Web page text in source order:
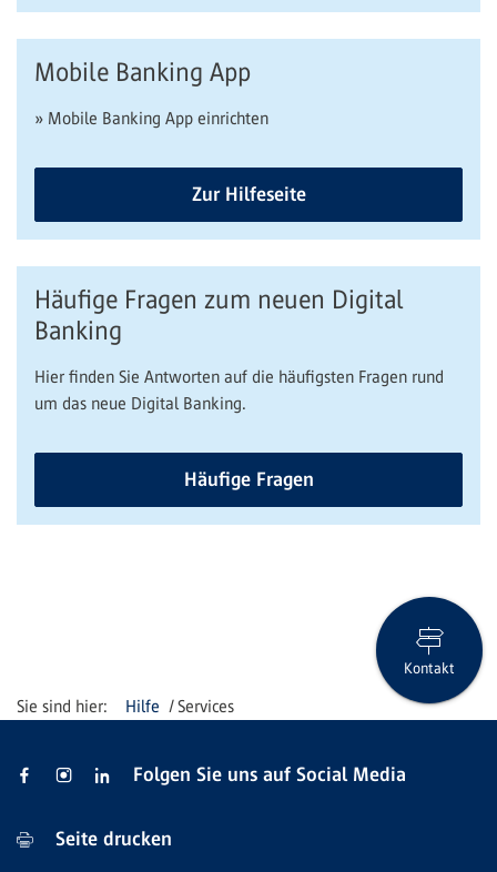
Mobile Banking App
» Mobile Banking App einrichten
Zur Hilfeseite
Häufige Fragen zum neuen Digital
Banking
Hier finden Sie Antworten auf die häufigsten Fragen rund
um das neue Digital Banking.
Häufige Fragen
Hilfe Services
Kontakt
Folgen Sie uns auf Social Media
Seite drucken